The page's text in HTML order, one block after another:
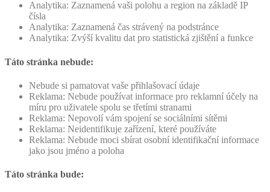
Analytika: Zaznamená vaši polohu a region na základě IP
čísla
Analytika: Zaznamená čas strávený na podstránce
Analytika: Zvýší kvalitu dat pro statistická zjištění a funkce
Táto stránka nebude:
Nebude si pamatovat vaše přihlašovací údaje
Reklama: Nebude používat informace pro reklamní účely na
míru pro uživatele spolu se třetími stranami
Reklama: Nepovolí vám spojení se sociálními sítěmi
Reklama: Neidentifikuje zařízení, které používáte
Reklama: Nebude moci sbírat osobní identifikační informace
jako jsou jméno a poloha
Táto stránka bude: